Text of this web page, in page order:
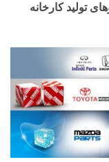
تولید کارخانه